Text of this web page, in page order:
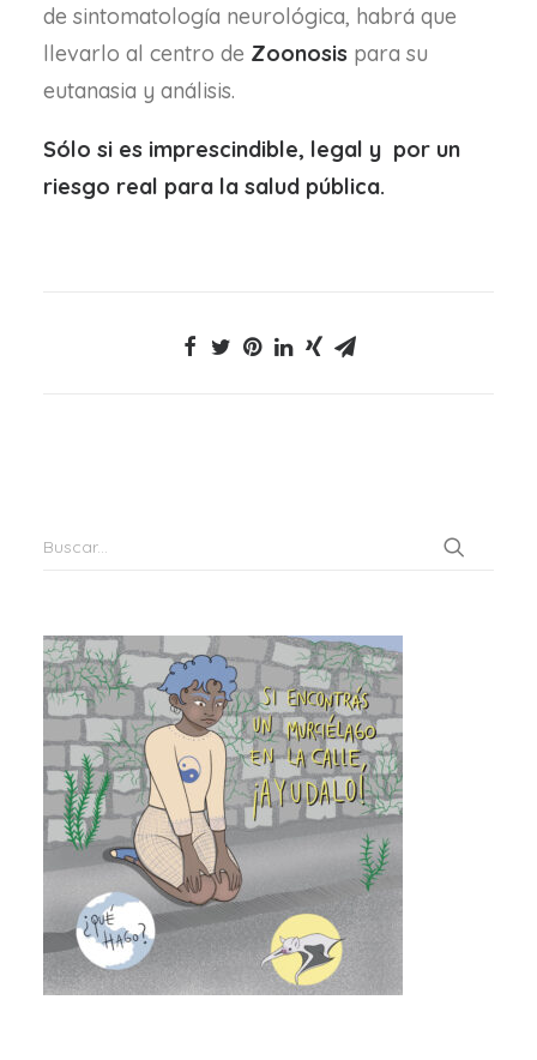
de sintomatología neurológica, habrá que
llevarlo al centro de Zoonosis para su
eutanasia y análisis.
Sólo si es imprescindible, legal y por un
riesgo real para la salud pública.